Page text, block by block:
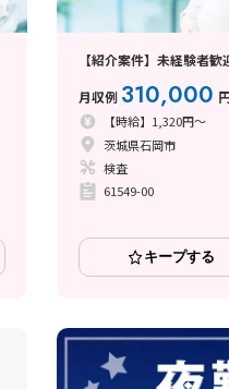
【紹介案件】未経験者
月収例 310,000
【時給】1,320円～
茨城県石岡市
検査
61549-00
キープする